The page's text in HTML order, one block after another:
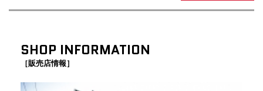
SHOP INFORMATION
［販売店情報］